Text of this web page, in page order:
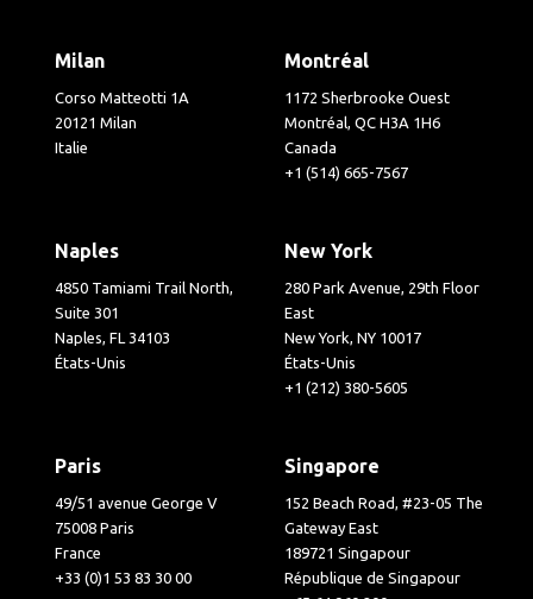
Milan
Corso Matteotti 1A
20121 Milan
Italie
Montréal
1172 Sherbrooke Ouest
Montréal, QC H3A 1H6
Canada
+1 (514) 665-7567
Naples
4850 Tamiami Trail North,
Suite 301
Naples, FL 34103
États-Unis
New York
280 Park Avenue, 29th Floor
East
New York, NY 10017
États-Unis
+1 (212) 380-5605
Paris
49/51 avenue George V
75008 Paris
France
+33 (0)1 53 83 30 00
Singapore
152 Beach Road, #23-05 The
Gateway East
189721 Singapour
République de Singapour